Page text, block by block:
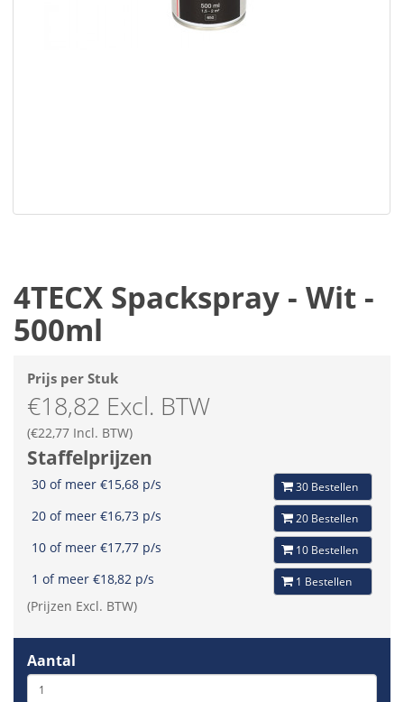
4TECX Spackspray - Wit -
500ml
Prijs per Stuk
€18,82 Excl. BTW
(€22,77 Incl. BTW)
Staffelprijzen
30 of meer €15,68 p/s 30 Bestellen
20 of meer €16,73 p/s 20 Bestellen
10 of meer €17,77 p/s 10 Bestellen
1 of meer €18,82 p/s 1 Bestellen
(Prijzen Excl. BTW)
Aantal